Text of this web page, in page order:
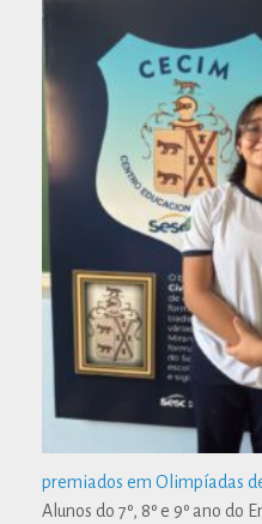
premiados em Olimpíadas
Alunos do 7º, 8º e 9º ano do